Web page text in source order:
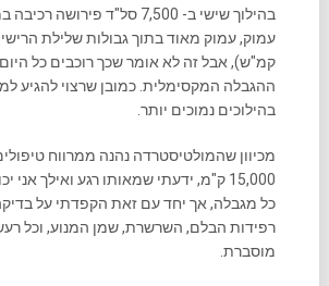
בהילוך שישי ב- 7,500 סל"ד
קמ"ש), אבל זה לא אומר שכך רוכבים כל
ההגבלה המקסימלית. כמובן שרצוי להגיע
בהילוכים נמוכים יותר.
מכיוון שהמולטיסטרדה נהנה ממרווח
15,000 ק"מ, ידעתי שמאותו רגע ואילך
כל מגבלה, אך יחד עם זאת הקפדתי על
רפידות הבלם, השרשרת, שמן המנוע, וכל
מוסברת.